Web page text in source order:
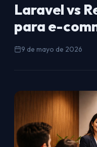
Laravel vs
para e-
9 de mayo de 2026